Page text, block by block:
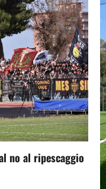
no al ripescaggio